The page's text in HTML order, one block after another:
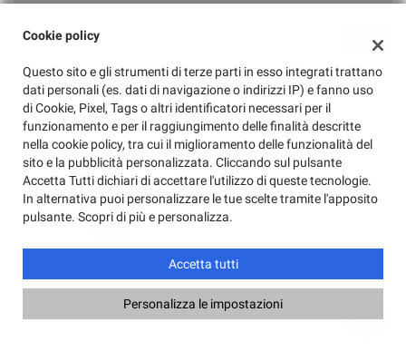
1.000 € 95.000 €
€ 95.000
2.Quante rate desideri
12 24 36 48 60
72 84
Aggiungi l'assicurazione
L'importo del premio è finanziato nel prestito. Tutela il tuo
rimborso. Maggiori informazioni sulla polizza.
Cookie policy
Questo sito e gli strumenti di terze parti in esso integrati trattano
dati personali (es. dati di navigazione o indirizzi IP) e fanno uso
di Cookie, Pixel, Tags o altri identificatori necessari per il
funzionamento e per il raggiungimento delle finalità descritte
nella cookie policy, tra cui il miglioramento delle funzionalità del
sito e la pubblicità personalizzata. Cliccando sul pulsante
Accetta Tutti dichiari di accettare l'utilizzo di queste tecnologie.
In alternativa puoi personalizzare le tue scelte tramite l'apposito
pulsante. Scopri di più e personalizza.
Accetta tutti
Personalizza le impostazioni